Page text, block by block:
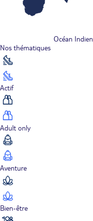
Océan Indien
Nos thématiques
Actif
Adult only
Aventure
Bien-être